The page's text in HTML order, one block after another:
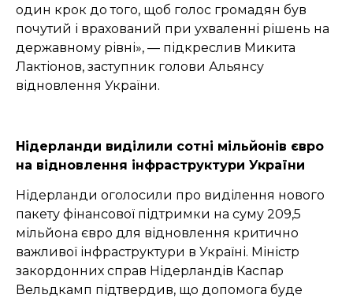
один крок до того, щоб голос громадян був
почутий і врахований при ухваленні рішень на
державному рівні», — підкреслив Микита
Лактіонов, заступник голови Альянсу
відновлення України.
Нідерланди виділили сотні мільйонів євро
на відновлення інфраструктури України
Нідерланди оголосили про виділення нового
пакету фінансової підтримки на суму 209,5
мільйона євро для відновлення критично
важливої інфраструктури в Україні. Міністр
закордонних справ Нідерландів Каспар
Вельдкамп підтвердив, що допомога буде